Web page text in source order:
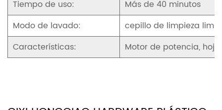
Tiempo de uso:
Más de 40 minutos
Modo de lavado:
cepillo de limpieza
Características:
Motor de potencia,